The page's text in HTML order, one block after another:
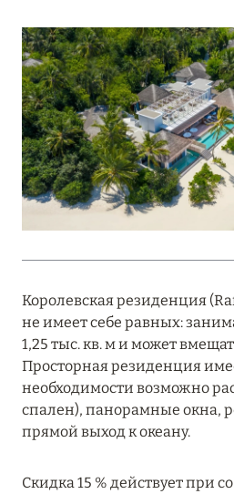
THE ST. REGIS MALDIVES
МАНИФЕСТ ЭСТЕТИКИ В
ОКЕАНА
Подробнее
27 апреля 2026
ПОЛНАЯ ПЕРЕЗАГРУЗКА:
ПРЯМОЙ ПЕРЕЛЁТ
20 марта 2026
MARCH GRAND ESCAPE:
LA CARTE PREMIUM ПО
ASTORIA MALDIVES
Подробнее
Королевская резиденция
не имеет себе равных:
1,25 тыс. кв. м и может
Просторная резиденция
необходимости возможно
спален), панорамные окна,
прямой выход к океану.
Скидка 15 % действует при